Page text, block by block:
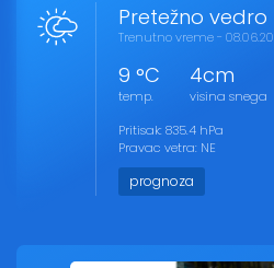
Pretežno vedro
Trenutno vreme -
9 °C
temp.
4cm
visina snega
Pritisak: 835.4 hPa
Pravac vetra: NE
prognoza